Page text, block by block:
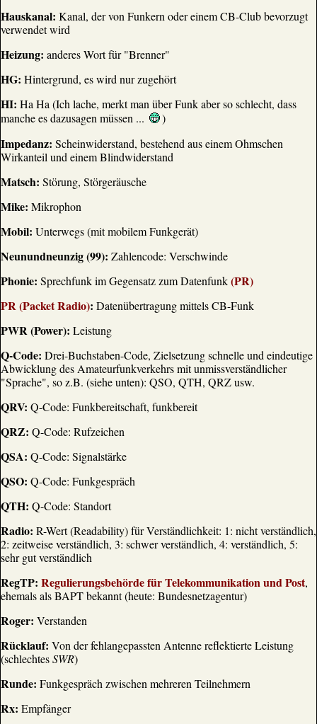
Hauskanal: Kanal, der von Funkern oder einem CB-Club bevorzugt
verwendet wird
Heizung: anderes Wort für "Brenner"
HG: Hintergrund, es wird nur zugehört
HI: Ha Ha (Ich lache, merkt man über Funk aber so schlecht, dass
manche es dazusagen müssen ...
)
Impedanz: Scheinwiderstand, bestehend aus einem Ohmschen
Wirkanteil und einem Blindwiderstand
Matsch: Störung, Störgeräusche
Mike: Mikrophon
Mobil: Unterwegs (mit mobilem Funkgerät)
Neunundneunzig (99): Zahlencode: Verschwinde
Phonie: Sprechfunk im Gegensatz zum Datenfunk(PR)
PR (Packet Radio): Datenübertragung mittels CB-Funk
PWR (Power): Leistung
Q-Code: Drei-Buchstaben-Code, Zielsetzung schnelle und eindeutige
Abwicklung des Amateurfunkverkehrs mit unmissverständlicher
"Sprache", so z.B. (siehe unten): QSO, QTH, QRZ usw.
QRV: Q-Code: Funkbereitschaft, funkbereit
QRZ: Q-Code: Rufzeichen
QSA: Q-Code: Signalstärke
QSO: Q-Code: Funkgespräch
QTH: Q-Code: Standort
Radio: R-Wert (Readability) für Verständlichkeit: 1: nicht verständlich,
2: zeitweise verständlich, 3: schwer verständlich, 4: verständlich, 5:
sehr gut verständlich
RegTP: Regulierungsbehörde für Telekommunikation und Post,
ehemals als BAPT bekannt (heute: Bundesnetzagentur)
Roger: Verstanden
Rücklauf: Von der fehlangepassten Antenne reflektierte Leistung
(schlechtesSWR)
Runde: Funkgespräch zwischen mehreren Teilnehmern
Rx: Empfänger